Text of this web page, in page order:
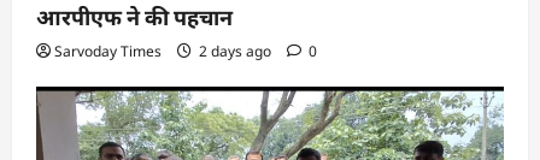
आरपीएफ ने की पहचान
Sarvoday Times 2 days ago 0